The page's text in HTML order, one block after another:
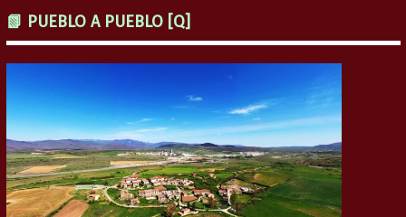
📗 PUEBLO A PUEBLO [Q]